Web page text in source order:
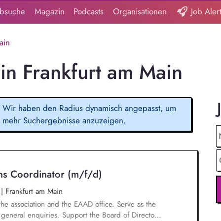
Magazin Podcasts Organisationen Job Alert
Frankfurt am Main
Wir haben den Radius dynamisch angepasst, um
mehr Suchergebnisse anzuzeigen.
Coordinator (m/f/d)
| Frankfurt am Main
association and the EAAD office. Serve as the
enquiries. Support the Board of Directors